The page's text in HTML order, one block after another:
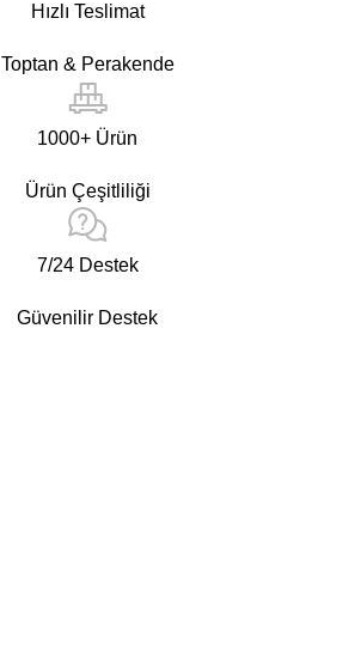
Hızlı Teslimat
Toptan & Perakende
1000+ Ürün
Ürün Çeşitliliği
7/24 Destek
Güvenilir Destek